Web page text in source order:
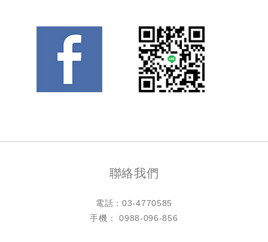
聯絡我們
電話：03-4770585
手機： 0988-096-856